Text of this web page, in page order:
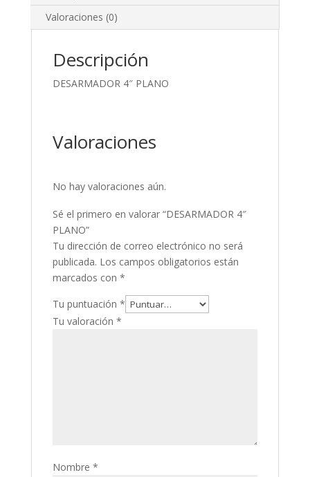
Valoraciones (0)
Descripción
DESARMADOR 4″ PLANO
Valoraciones
No hay valoraciones aún.
Sé el primero en valorar “DESARMADOR 4″
PLANO”
Tu dirección de correo electrónico no será
publicada. Los campos obligatorios están
marcados con *
Tu puntuación *
Tu valoración *
Nombre *